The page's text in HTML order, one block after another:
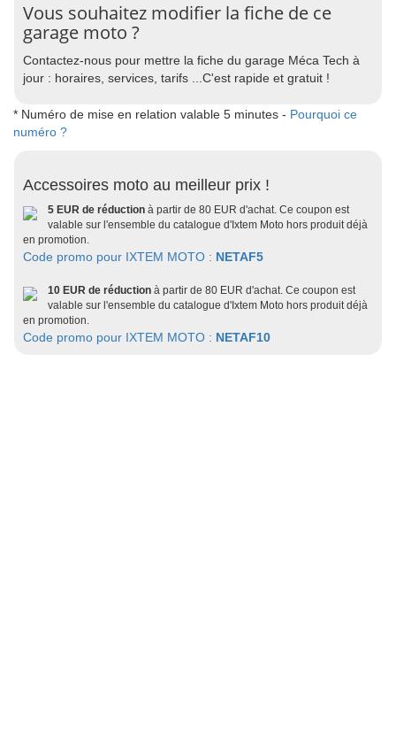
Vous souhaitez modifier la fiche de ce
garage moto ?
Contactez-nous pour mettre la fiche du garage Méca Tech à
jour : horaires, services, tarifs ...C'est rapide et gratuit !
* Numéro de mise en relation valable 5 minutes - Pourquoi ce
numéro ?
Accessoires moto au meilleur prix !
5 EUR de réduction à partir de 80 EUR d'achat. Ce coupon est
valable sur l'ensemble du catalogue d'Ixtem Moto hors produit déjà
en promotion.
Code promo pour IXTEM MOTO : NETAF5
10 EUR de réduction à partir de 80 EUR d'achat. Ce coupon est
valable sur l'ensemble du catalogue d'Ixtem Moto hors produit déjà
en promotion.
Code promo pour IXTEM MOTO : NETAF10